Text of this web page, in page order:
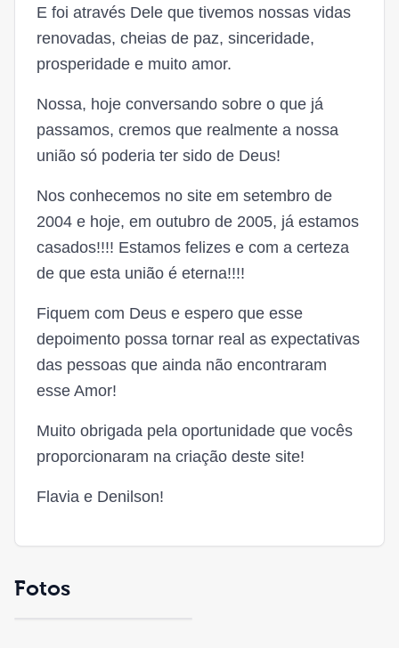
E foi através Dele que tivemos nossas vidas
renovadas, cheias de paz, sinceridade,
prosperidade e muito amor.
Nossa, hoje conversando sobre o que já
passamos, cremos que realmente a nossa
união só poderia ter sido de Deus!
Nos conhecemos no site em setembro de
2004 e hoje, em outubro de 2005, já estamos
casados!!!! Estamos felizes e com a certeza
de que esta união é eterna!!!!
Fiquem com Deus e espero que esse
depoimento possa tornar real as expectativas
das pessoas que ainda não encontraram
esse Amor!
Muito obrigada pela oportunidade que vocês
proporcionaram na criação deste site!
Flavia e Denilson!
Fotos